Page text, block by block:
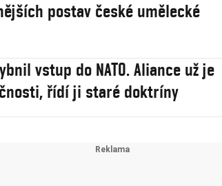
postav české umělecké
vstup do NATO. Aliance už je
řídí ji staré doktríny